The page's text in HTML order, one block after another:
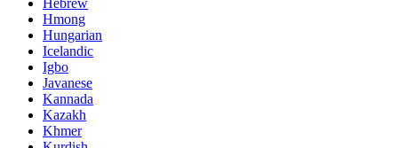
Hebrew
Hmong
Hungarian
Icelandic
Igbo
Javanese
Kannada
Kazakh
Khmer